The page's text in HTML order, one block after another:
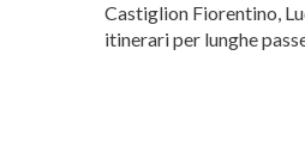
Castiglion Fiorentino,
itinerari per lunghe